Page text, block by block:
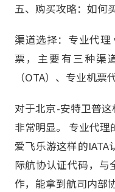
五、购买攻略：如何
渠道选择：专业代
票，主要有三种渠
（OTA）、专业机票
对于北京-安特卫普
非常明显。 专业代
爱飞乐游这样的IATA
际航协认证代码，与
作，能拿到航司内部